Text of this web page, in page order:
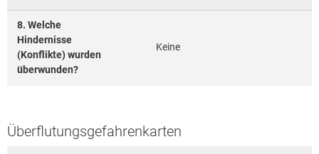
8. Welche
Hindernisse
(Konflikte) wurden
überwunden?
Keine
Überflutungsgefahrenkarten